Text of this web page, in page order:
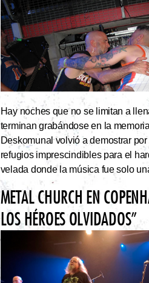
Hay noches que no se limitan a
terminan grabándose en la
Deskomunal volvió a demostrar
refugios imprescindibles para el
velada donde la música fue solo
METAL CHURCH EN
LOS HÉROES OLVIDADOS”